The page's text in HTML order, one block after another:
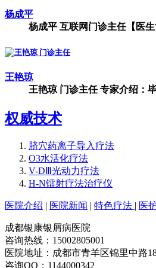
杨成平
杨成平 互联网门诊主任【医
王艳琼
王艳琼 门诊主任 专家介绍：
权威技术
脐穴药离子导入疗法
O3水活化疗法
V-DⅢ光动力疗法
H-N镭射疗法治疗仪
医院介绍 | 医院新闻 | 特色疗法 | 医
成都银康银屑病医院
咨询热线：15002805001
医院地址：成都市青羊区锦里中路
咨询QQ：1144000342